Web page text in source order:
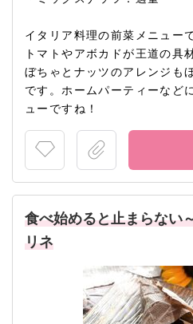
イタリア料理の前菜メニュー
トマトやアボカドが王道の具
ぼちゃとナッツのアレンジも
です。ホームパーティーなど
ューですね！
食べ始めると止まらない
リネ